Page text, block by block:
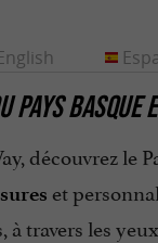
PAYS BASQUE
découvrez le
et
travers les